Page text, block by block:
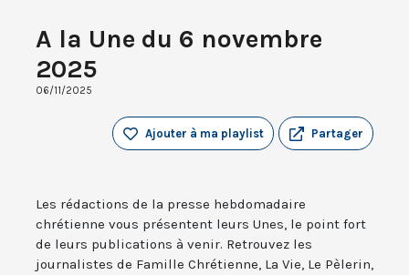
A la Une du 6 novembre
2025
06/11/2025
Partager
Ajouter à ma playlist
Les rédactions de la presse hebdomadaire
chrétienne vous présentent leurs Unes, le point fort
de leurs publications à venir. Retrouvez les
journalistes de Famille Chrétienne, La Vie, Le Pèlerin,